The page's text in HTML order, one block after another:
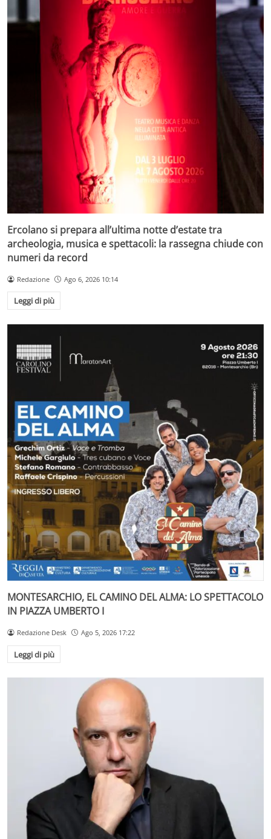
Ercolano si prepara all’ultima notte d’estate tra
archeologia, musica e spettacoli: la rassegna chiude con
numeri da record
Redazione Ago 6, 2026 10:14
Leggi di più
MONTESARCHIO, EL CAMINO DEL ALMA: LO SPETTACOLO
IN PIAZZA UMBERTO I
Redazione Desk Ago 5, 2026 17:22
Leggi di più